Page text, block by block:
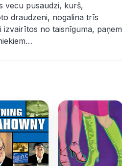
vecu pusaudzi, kurš,
draudzeni, nogalina trīs
izvairītos no taisnīguma, paņem